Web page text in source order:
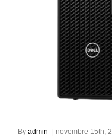
By admin novembre 15th,